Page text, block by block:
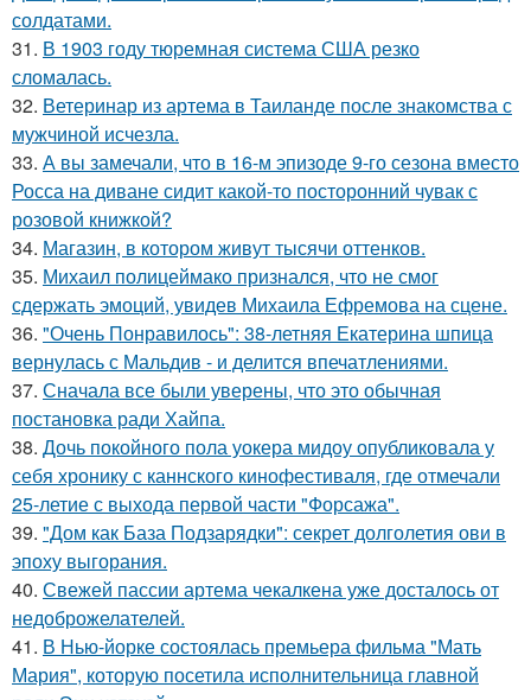
солдатами.
31. В 1903 году тюремная система США резко
сломалась.
32. Ветеринар из артема в Таиланде после знакомства с
мужчиной исчезла.
33. А вы замечали, что в 16-м эпизоде 9-го сезона вместо
Росса на диване сидит какой-то посторонний чувак с
розовой книжкой?
34. Магазин, в котором живут тысячи оттенков.
35. Михаил полицеймако признался, что не смог
сдержать эмоций, увидев Михаила Ефремова на сцене.
36. "Очень Понравилось": 38-летняя Екатерина шпица
вернулась с Мальдив - и делится впечатлениями.
37. Сначала все были уверены, что это обычная
постановка ради Хайпа.
38. Дочь покойного пола уокера мидоу опубликовала у
себя хронику с каннского кинофестиваля, где отмечали
25-летие с выхода первой части "Форсажа".
39. "Дом как База Подзарядки": секрет долголетия ови в
эпоху выгорания.
40. Свежей пассии артема чекалкена уже досталось от
недоброжелателей.
41. В Нью-йорке состоялась премьера фильма "Мать
Мария", которую посетила исполнительница главной